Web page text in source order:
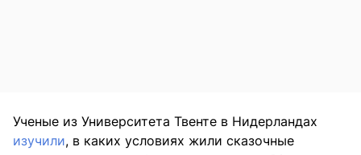
Ученые из Университета Твенте в Нидерландах
изучили, в каких условиях жили сказочные